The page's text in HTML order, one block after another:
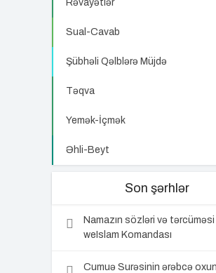
Rəvayətlər
Sual-Cavab
Şübhəli Qəlblərə Müjdə
Təqva
Yemək-İçmək
Əhli-Beyt
Son şərhlər
Namazın sözləri və tərcüməsi
weIslam Komandası
Cumuə Surəsinin ərəbcə